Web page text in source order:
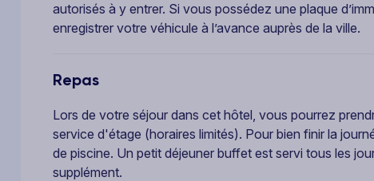
autorisés à y entrer. Si vous possédez une plaque
enregistrer votre véhicule à l’avance auprès de la ville.
Repas
Lors de votre séjour dans cet hôtel, vous pourrez
service d'étage (horaires limités). Pour bien finir la
de piscine. Un petit déjeuner buffet est servi tous les
supplément.